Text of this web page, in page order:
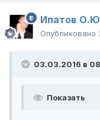
Ипатов
Опубликовано
03.03.2016 в
Показать